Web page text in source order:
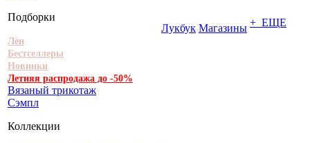
Подборки
Лён
Бестселлеры
Новинки
Летняя распродажа до -50%
Вязаный трикотаж
Сэмпл
Коллекции
Лукбук Магазины + ЕЩЕ